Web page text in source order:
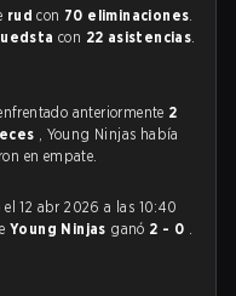
rud con 70 eliminaciones.
con 22 asistencias.
anteriormente 2
, Young Ninjas había
en empate.
el 12 abr 2026 a las 10:40
Young Ninjas ganó 2 - 0 .